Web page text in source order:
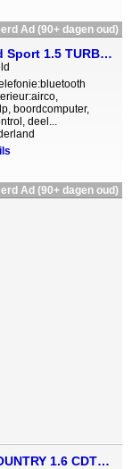
Ad (90+ dagen oud)
Opel Insignia Grand Sport 1.5 TURBO BUSINESS EXECUTIVE FULL OPTIONS
boordcomputer,
deel...
Ad (90+ dagen oud)
Opel Insignia ST COUNTRY 1.6 CDTI BUSINESS Navi Leer Xenon Afn trekhaak